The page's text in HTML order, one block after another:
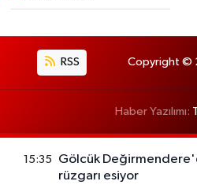
RSS Copyright ©
Haber Yazılımı:
15:35
Gölcük
rüzgarı esiyor